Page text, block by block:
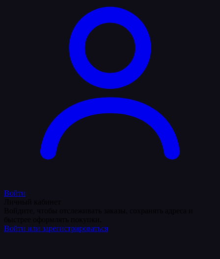
Войти
Войти или зарегистрироваться